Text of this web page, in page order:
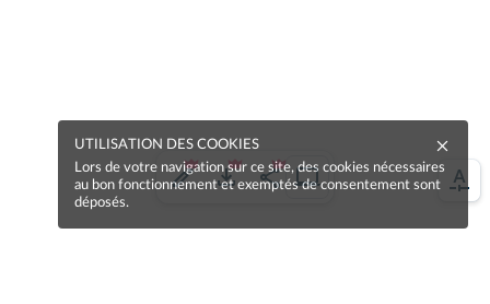
UTILISATION DES COOKIES
Lors de votre navigation sur ce site, des cookies nécessaires
au bon fonctionnement et exemptés de consentement sont
déposés.